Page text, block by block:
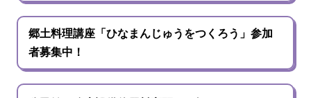
郷土料理講座「ひなまんじゅうをつくろう」参加
者募集中！